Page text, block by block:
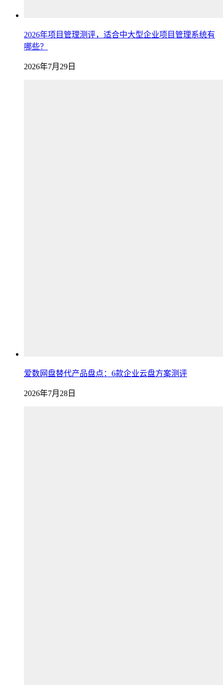
2026年项目管理测评，适合中大型企业项目管理系统有
哪些？
2026年7月29日
爱数网盘替代产品盘点：6款企业云盘方案测评
2026年7月28日